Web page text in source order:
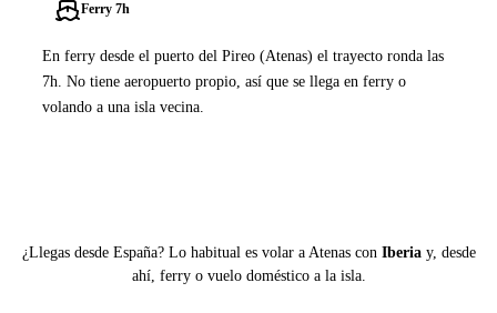
Ferry 7h
En ferry desde el puerto del Pireo (Atenas) el trayecto ronda las
7h. No tiene aeropuerto propio, así que se llega en ferry o
volando a una isla vecina.
¿Llegas desde España? Lo habitual es volar a Atenas con Iberiay, desde
ahí, ferry o vuelo doméstico a la isla.